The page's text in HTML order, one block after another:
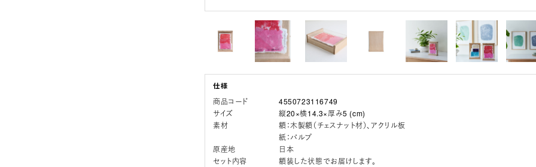
商品コード
4550723116749
サイズ
縦20×横14.3×厚み5 (cm)
素材
額：木製額（チェスナット材）、アクリル板
紙：パルプ
原産地
日本
セット内容
額装した状態でお届けします。